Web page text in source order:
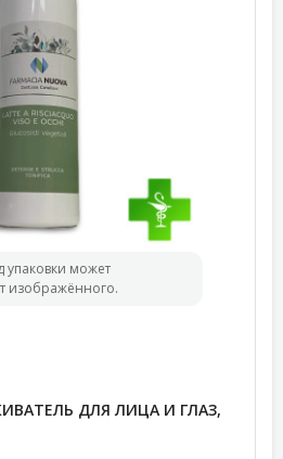
может
изображённого.
ДЛЯ ЛИЦА И ГЛАЗ,